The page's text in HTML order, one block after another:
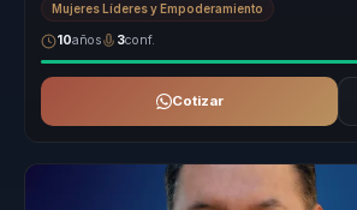
Mujeres Líderes y Empoderamiento
10años 3conf.
Cotizar